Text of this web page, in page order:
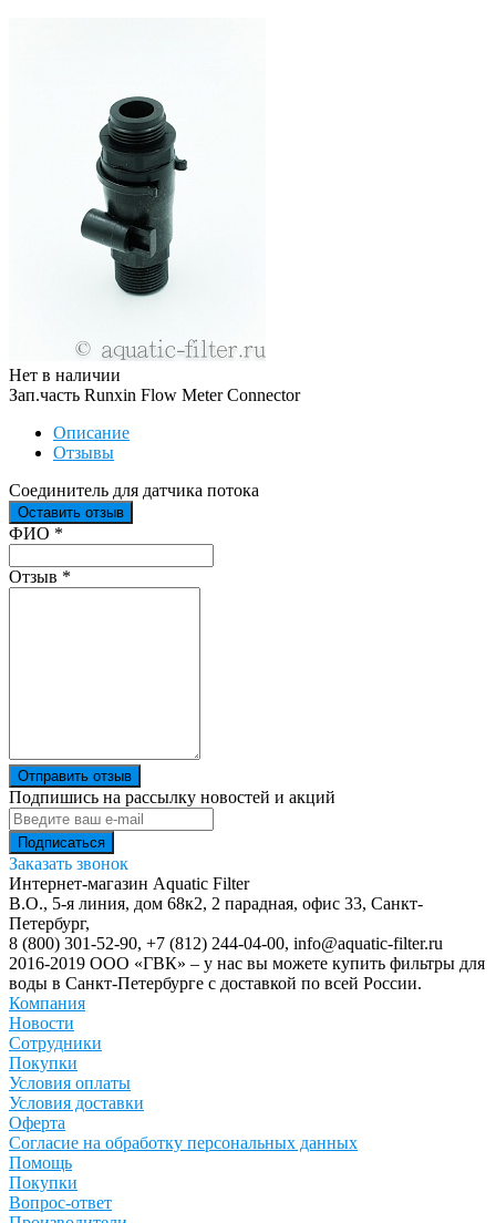
Нет в наличии
Зап.часть Runxin Flow Meter Connector
Описание
Отзывы
Соединитель для датчика потока
Оставить отзыв
Ваш отзыв был отправлен!
ФИО *
Отзыв *
Отправить отзыв
Подпишись на рассылку новостей и акций
Заказать звонок
Интернет-магазин Aquatic Filter
В.О., 5-я линия, дом 68к2, 2 парадная, офис 33, Санкт-
Петербург,
8 (800) 301-52-90, +7 (812) 244-04-00, info@aquatic-filter.ru
2016-2019 ООО «ГВК» – у нас вы можете купить фильтры для
воды в Санкт-Петербурге с доставкой по всей России.
Компания
Новости
Сотрудники
Покупки
Условия оплаты
Условия доставки
Оферта
Согласие на обработку персональных данных
Помощь
Покупки
Вопрос-ответ